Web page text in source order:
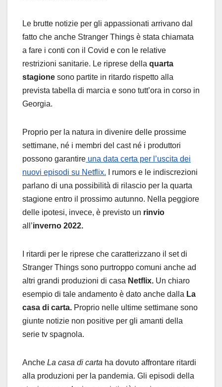
Le brutte notizie per gli appassionati arrivano dal
fatto che anche Stranger Things è stata chiamata
a fare i conti con il Covid e con le relative
restrizioni sanitarie. Le riprese della quarta
stagione sono partite in ritardo rispetto alla
prevista tabella di marcia e sono tutt’ora in corso in
Georgia.
Proprio per la natura in divenire delle prossime
settimane, né i membri del cast né i produttori
possono garantire una data certa per l’uscita dei
nuovi episodi su Netflix. I rumors e le indiscrezioni
parlano di una possibilità di rilascio per la quarta
stagione entro il prossimo autunno. Nella peggiore
delle ipotesi, invece, è previsto un rinvio
all’inverno 2022.
I ritardi per le riprese che caratterizzano il set di
Stranger Things sono purtroppo comuni anche ad
altri grandi produzioni di casa Netflix. Un chiaro
esempio di tale andamento è dato anche dalla La
casa di carta. Proprio nelle ultime settimane sono
giunte notizie non positive per gli amanti della
serie tv spagnola.
Anche La casa di carta ha dovuto affrontare ritardi
alla produzioni per la pandemia. Gli episodi della